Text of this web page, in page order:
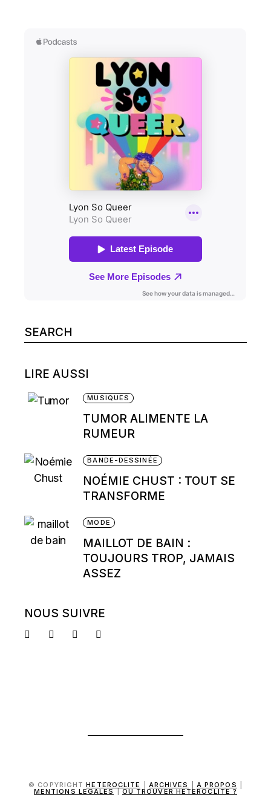
Search
for:
LIRE AUSSI
MUSIQUES
TUMOR ALIMENTE LA
RUMEUR
BANDE-DESSINÉE
NOÉMIE CHUST : TOUT SE
TRANSFORME
MODE
MAILLOT DE BAIN :
TOUJOURS TROP, JAMAIS
ASSEZ
NOUS SUIVRE
© COPYRIGHTHETEROCLITE ARCHIVES A PROPOS
MENTIONS LÉGALES OÙ TROUVER HÉTÉROCLITE ?